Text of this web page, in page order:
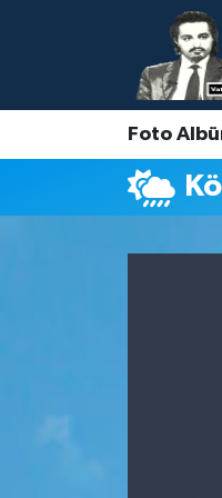
Foto
Nöbetçi
Hava Durumu
Namaz Vakitleri
Trafik Durumu
Süper Lig Puan